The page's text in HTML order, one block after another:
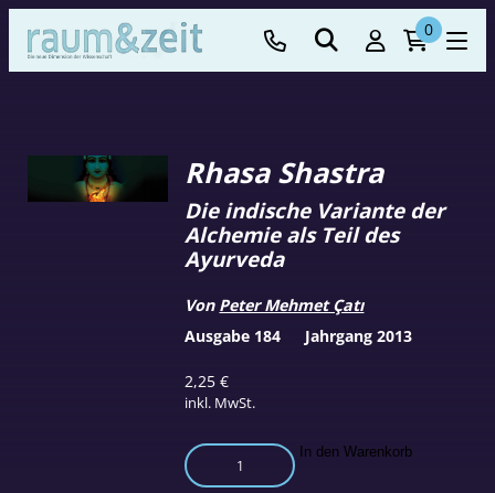
0
Rhasa Shastra
2,25€
inkl. MwSt.
Die indische Variante der
Alchemie als Teil des
Ayurveda
Von Peter Mehmet Çatı
Rhasa
Shastra
In den Warenkorb
Ausgabe 184 Jahrgang 2013